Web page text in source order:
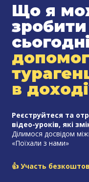
Що я
в
Реєструйтеся та
відео-уроків, які
Ділимося досвідом
«Поїхали з нами»
👍 Участь безкоштов